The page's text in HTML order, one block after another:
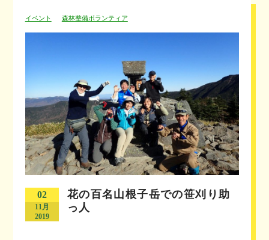
イベント 森林整備ボランティア
02
11月
2019
花の百名山根子岳での笹刈り助
っ人